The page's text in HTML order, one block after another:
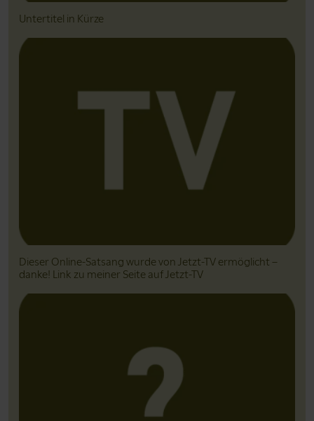
Untertitel in Kürze
Dieser Online-Satsang wurde von Jetzt-TV ermöglicht –
danke! Link zu meiner Seite auf Jetzt-TV